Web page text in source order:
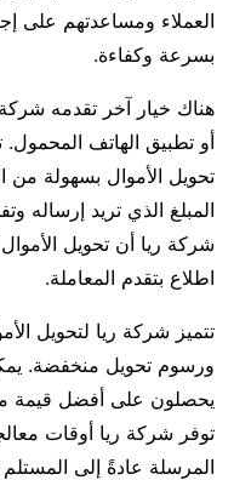
العملاء ومساعدتهم على
بسرعة وكفاءة.
هناك خيار آخر تقدمه شركة
أو تطبيق الهاتف المحمول.
تحويل الأموال بسهولة من
المبلغ الذي تريد إرساله
شركة ريا أن تحويل
اطلاع بتقدم المعاملة.
تتميز شركة ريا لتحويل
ورسوم تحويل منخفضة.
يحصلون على أفضل قيمة
توفر شركة ريا أوقات
المرسلة عادةً إلى